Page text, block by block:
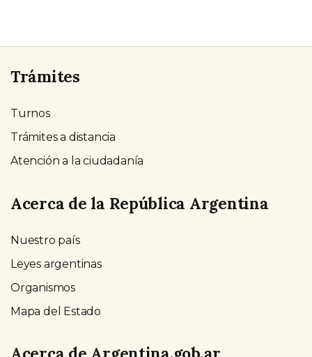
Trámites
Turnos
Trámites a distancia
Atención a la ciudadanía
Acerca de la República Argentina
Nuestro país
Leyes argentinas
Organismos
Mapa del Estado